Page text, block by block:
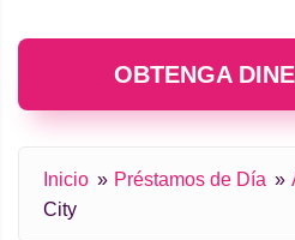
OBTENGA
Inicio Préstamos de Día
City